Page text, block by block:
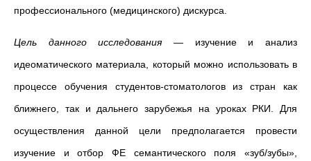
профессионального (медицинского) дискурса.
Цель данного исследования— изучение и анализ
идеоматического материала, который можно использовать в
процессе обучения студентов-стоматологов из стран как
ближнего, так и дальнего зарубежья на уроках РКИ. Для
осуществления данной цели предполагается провести
изучение и отбор ФЕ семантического поля «зуб/зубы»,